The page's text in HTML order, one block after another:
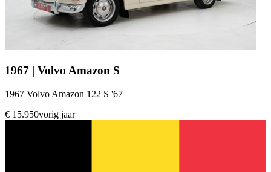
1967 | Volvo Amazon S
1967 Volvo Amazon 122 S '67
€ 15.950vorig jaar